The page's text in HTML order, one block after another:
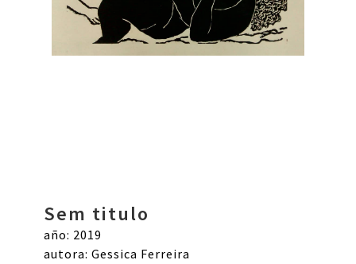
Sem titulo
año: 2019
autora: Gessica Ferreira